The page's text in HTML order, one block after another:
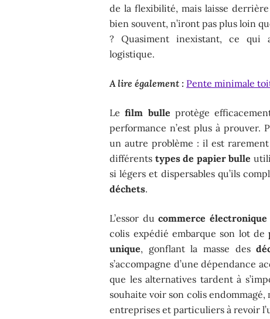
de la flexibilité, mais laisse
bien souvent, n’iront pas plus loin
? Quasiment inexistant, ce qui
logistique.
A lire également : Pente minimale
Lefilm bulle protège
performance n’est plus à prouver.
un autre problème : il est
différents types de papier bulle
si légers et dispersables qu’ils
déchets.
L’essor ducommerce électronique
colis expédié embarque son lot de
unique, gonflant la masse des
s’accompagne d’une dépendance
que les alternatives tardent à
souhaite voir son colis
entreprises et particuliers à revoir